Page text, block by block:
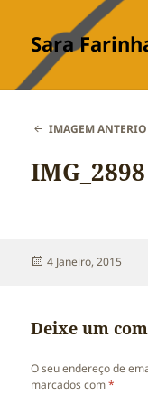
Sara
IMAGEM
IMG_2898
Publicado
4 Janeiro, 2015
Deixe um
O seu endereço de
marcados com*